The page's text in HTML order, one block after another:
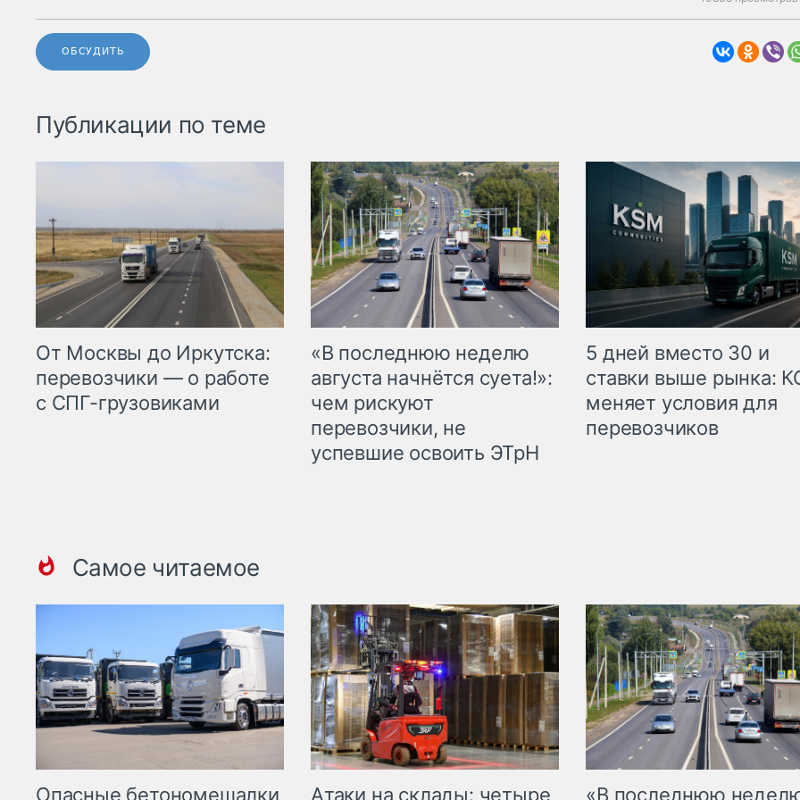
ОБСУДИТЬ
Публикации по теме
От Москвы до Иркутска:
перевозчики — о работе
с СПГ-грузовиками
«В последнюю неделю
августа начнётся суета!»:
чем рискуют
перевозчики, не
успевшие освоить ЭТрН
5 дней вместо 30 и
ставки выше рынка:
меняет условия для
перевозчиков
Самое читаемое
Опасные бетономешалки Атаки на склады: четыре «В последнюю